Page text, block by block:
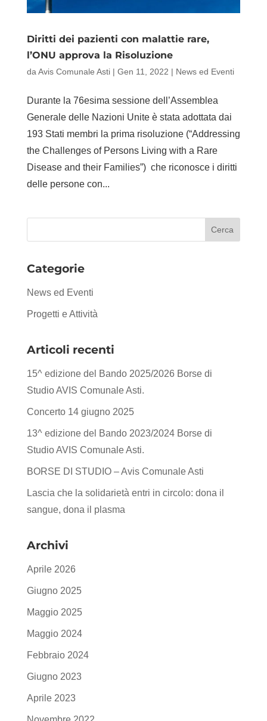
Diritti dei pazienti con malattie rare,
l’ONU approva la Risoluzione
da Avis Comunale Asti| Gen 11, 2022 | News ed Eventi
Durante la 76esima sessione dell’Assemblea
Generale delle Nazioni Unite è stata adottata dai
193 Stati membri la prima risoluzione (“Addressing
the Challenges of Persons Living with a Rare
Disease and their Families”) che riconosce i diritti
delle persone con...
Categorie
News ed Eventi
Progetti e Attività
Articoli recenti
15^ edizione del Bando 2025/2026 Borse di
Studio AVIS Comunale Asti.
Concerto 14 giugno 2025
13^ edizione del Bando 2023/2024 Borse di
Studio AVIS Comunale Asti.
BORSE DI STUDIO – Avis Comunale Asti
Lascia che la solidarietà entri in circolo: dona il
sangue, dona il plasma
Archivi
Aprile 2026
Giugno 2025
Maggio 2025
Maggio 2024
Febbraio 2024
Giugno 2023
Aprile 2023